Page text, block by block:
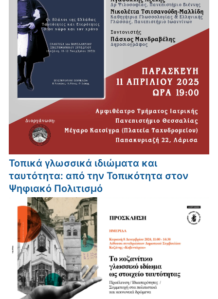
Τοπικά γλωσσικά ιδιώματα και
ταυτότητα: από την Τοπικότητα στον
Ψηφιακό Πολιτισμό